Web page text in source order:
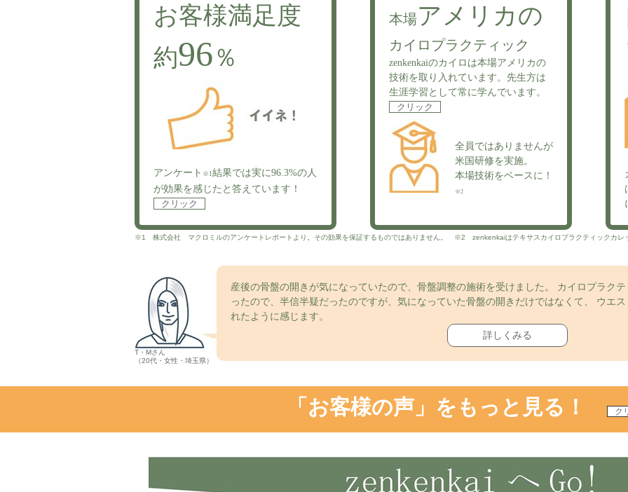
お客様満足度
約96％
アンケート ※1結果では実に96.3%の人
が効果を感じたと答えています！
クリック
本場アメリカの
カイロプラクティック
zenkenkaiのカイロは本場アメリカの
技術を取り入れています。先生方は
生涯学習として常に学んでいます。
クリック
全員ではありませんが
米国研修を実施。
本場技術をベースに！
※2
※1 株式会社 マクロミルのアンケートレポートより。その効果を保証するものではありません。 ※2 zenkenkaiはテキサスカイロプラクティックカレ
T・Mさん
（20代・女性・埼玉県）
産後の骨盤の開きが気になっていたので、骨盤調整の施術を受けました。 カイロプラク
ったので、半信半疑だったのですが、気になっていた骨盤の開きだけではなくて、 ウエ
れたように感じます。
詳しくみる
「お客様の声」 をもっと見る！ ク